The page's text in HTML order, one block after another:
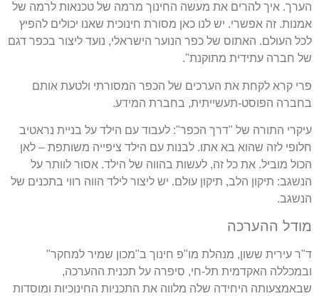
הערך. איך להרים את מעשה החינוך מרמה של טכנאות לרמה של
אמנות. זה אפשרי. יש לנו כאן מסורת חינוכית שאנו יכולים להפיץ
לכל העולם. האתוס של כפר הנוער הישראלי, נועד ליצור בכפר דגם
של חברה עתידית מתוקנת".
פרי קרא לקחת את הערכים של הכפר המסורתי ולטעת אותם
בחברה הפוסט-תעשייתית, בחברת המידע.
עיקרי התורה של "דרך הכפר": לעבוד עם הילד על בניית נראטיב
חלופי לזה שהוא בא אתו. לבנות עם הילד ציפייה משותפת – לאן
הכול מוביל. את כל זה, לעשות בהווה של הילד. אסור לוותר על
הנשגב: תיקון הלב, תיקון עולם. יש ליצור לילד הווה רווי בתכנים של
הנשגב.
מודל ההערכה
ד"ר עירית ששון, מנהלת מו"פ חינוך ב"מכון שמיר למחקר"
ובמכללה האקדמית תל-חי, סיפרה על תכנית ההערכה,
שבאמצעותה היחידה שלה מלווה את התכניות החינוכיות ומוסדות